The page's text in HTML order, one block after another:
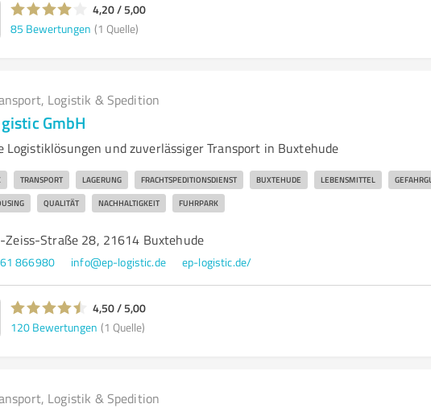
4,20 / 5,00
85 Bewertungen (1 Quelle)
Logistik & Spedition
GmbH
Logistiklösungen und zuverlässiger Transport in Buxtehude
TRANSPORT LAGERUNG FRACHTSPEDITIONSDIENST BUXTEHUDE LEBENSMITTEL
QUALITÄT NACHHALTIGKEIT FUHRPARK
Zeiss-Straße 28, 21614 Buxtehude
866980 info@ep-logistic.de ep-logistic.de/
4,50 / 5,00
120 Bewertungen (1 Quelle)
Logistik & Spedition